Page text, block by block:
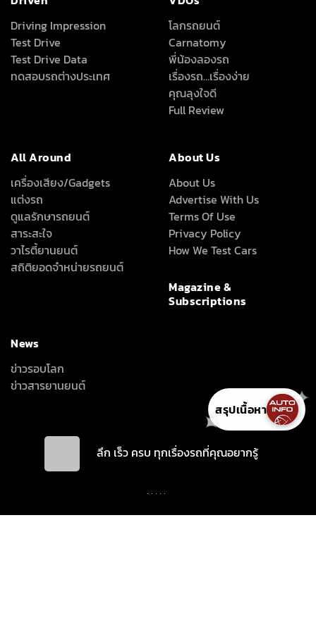
✦
✦
สรุปเนื้อหา
Driving Impression
Test Drive
Test Drive Data
ทดสอบรถต่างประเทศ
โลกรถยนต์
Carnatomy
พี่น้องลองรถ
เรื่องรถ…เรื่องง่าย
คุณลุงใจดี
Full Review
All Around
เครื่องเสียง/Gadgets
แต่งรถ
ดูแลรักษารถยนต์
สาระสะใจ
วาไรตี้ยานยนต์
สถิติยอดจำหน่ายรถยนต์
About Us
About Us
Advertise With Us
Terms Of Use
Privacy Policy
How We Test Cars
Magazine &
Subscriptions
News
ข่าวรอบโลก
ข่าวสารยานยนต์
ลึก เร็ว ครบ ทุกเรื่องรถที่คุณอยากรู้